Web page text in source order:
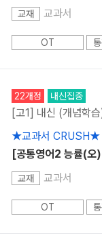
교재 교과서
OT
22개정 내신집중
[고1] 내신 (개념학
★교과서 CRUSH★
[공통영어2 능률(
교재 교과서
OT